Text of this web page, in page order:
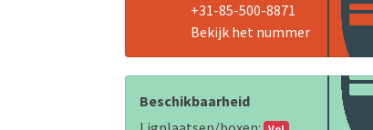
+31-85-500-8871
Bekijk het nummer
Beschikbaarheid